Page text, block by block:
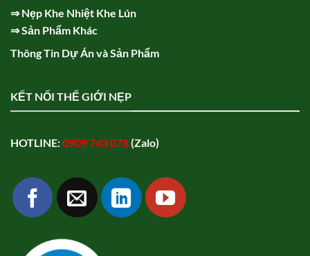
⇒Nẹp Khe Nhiệt Khe Lún
⇒Sản Phẩm Khác
Thông Tin Dự Án và Sản Phẩm
KẾT NỐI THẾ GIỚI NẸP
HOTLINE:0909 743 078(Zalo)